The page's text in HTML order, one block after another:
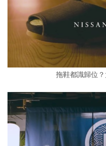
拖鞋都識歸位？